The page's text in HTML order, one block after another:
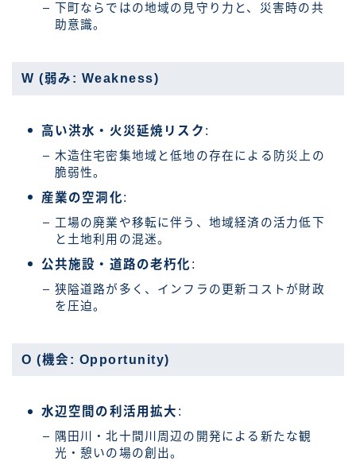
下町ならではの地域の見守り力と、災害時の共
助意識。
W (弱み: Weakness)
高い洪水・火災延焼リスク :
木造住宅密集地域と低地の存在による防災上の
脆弱性。
産業の空洞化:
工場の廃業や移転に伴う、地域経済の活力低下
と土地利用の混迷。
公共施設・道路の老朽化 :
狭隘道路が多く、インフラの更新コストが財政
を圧迫。
O (機会: Opportunity)
水辺空間の利活用拡大 :
隅田川・北十間川周辺の開発による新たな観
光・憩いの場の創出。